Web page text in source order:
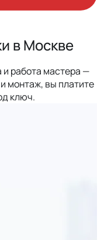
в Москве
и работа мастера —
монтаж, вы платите
ключ.